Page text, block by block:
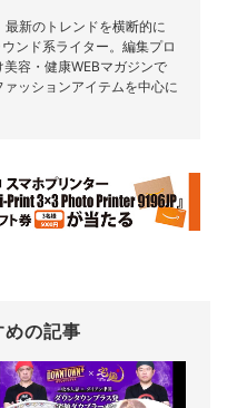
新のトレンドを横断的に
ンド系ライター。編集プロ
容・健康WEBマガジンで
ッションアイテムを中心に
めの記事